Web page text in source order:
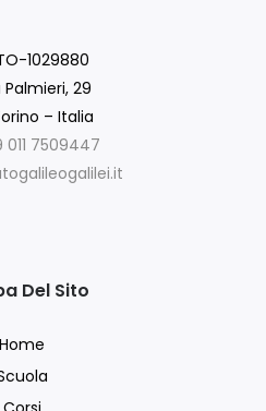
1029880
Palmieri, 29
– Italia
011 7509447
Del Sito
Home